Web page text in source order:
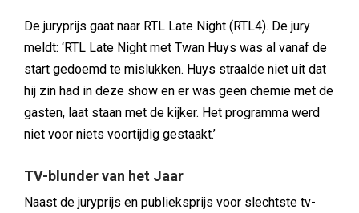
De juryprijs gaat naar RTL Late Night (RTL4). De jury
meldt: ‘RTL Late Night met Twan Huys was al vanaf de
start gedoemd te mislukken. Huys straalde niet uit dat
hij zin had in deze show en er was geen chemie met de
gasten, laat staan met de kijker. Het programma werd
niet voor niets voortijdig gestaakt.’
TV-blunder van het Jaar
Naast de juryprijs en publieksprijs voor slechtste tv-